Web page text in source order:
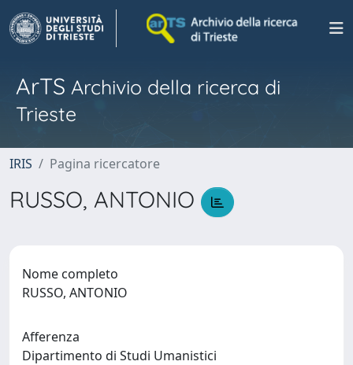
ArTS Archivio della ricerca di
Trieste
IRIS Pagina ricercatore
RUSSO, ANTONIO
Nome completo
RUSSO, ANTONIO
Afferenza
Dipartimento di Studi Umanistici